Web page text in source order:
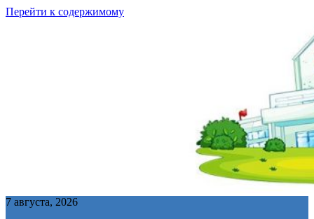
Перейти к содержимому
7 августа, 2026